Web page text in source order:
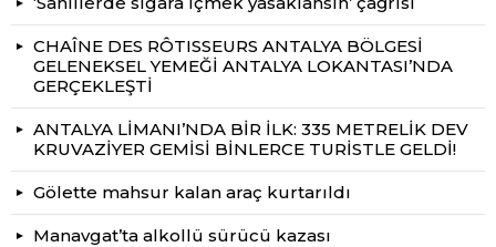
CHAÎNE DES RÔTISSEURS ANTALYA BÖLGESİ
GELENEKSEL YEMEĞİ ANTALYA LOKANTASI’NDA
GERÇEKLEŞTİ
ANTALYA LİMANI’NDA BİR İLK: 335 METRELİK DEV
KRUVAZİYER GEMİSİ BİNLERCE TURİSTLE GELDİ!
Gölette mahsur kalan araç kurtarıldı
Manavgat’ta alkollü sürücü kazası